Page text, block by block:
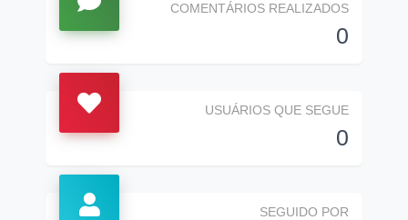
COMENTÁRIOS REALIZADOS
0
USUÁRIOS QUE SEGUE
0
SEGUIDO POR